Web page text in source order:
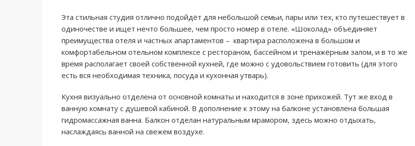
Эта стильная студия отлично подойдёт для небольшой семьи, пары или тех, кто путешествует в
одиночестве и ищет нечто большее, чем просто номер в отеле. «Шоколад» объединяет
преимущества отеля и частных апартаментов – квартира расположена в большом и
комфортабельном отельном комплексе с рестораном, бассейном и тренажёрным залом, и в то же
время располагает своей собственной кухней, где можно с удовольствием готовить (для этого
есть вся необходимая техника, посуда и кухонная утварь).
Кухня визуально отделена от основной комнаты и находится в зоне прихожей. Тут же вход в
ванную комнату с душевой кабиной. В дополнение к этому на балконе установлена большая
гидромассажная ванна. Балкон отделан натуральным мрамором, здесь можно отдыхать,
наслаждаясь ванной на свежем воздухе.